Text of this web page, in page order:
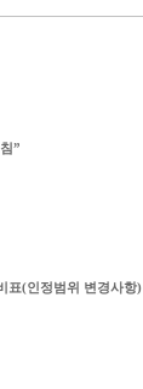
”
표(인정범위 변경사항)